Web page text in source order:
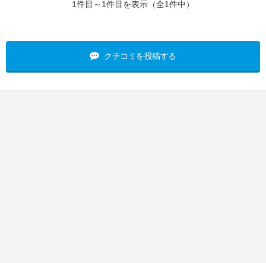
1件目～1件目を表示（全1件中）
クチコミを投稿する